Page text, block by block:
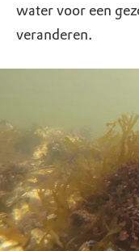
water voor een
veranderen.